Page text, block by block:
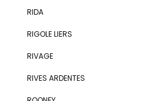
RIDA
RIGOLE LIERS
RIVAGE
RIVES ARDENTES